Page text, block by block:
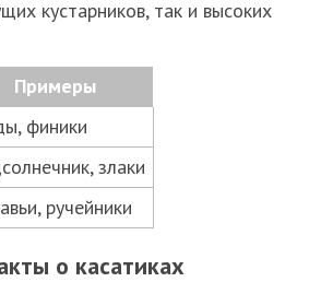
кустарников, так и высоких
Примеры
финики
злаки
ручейники
о касатиках